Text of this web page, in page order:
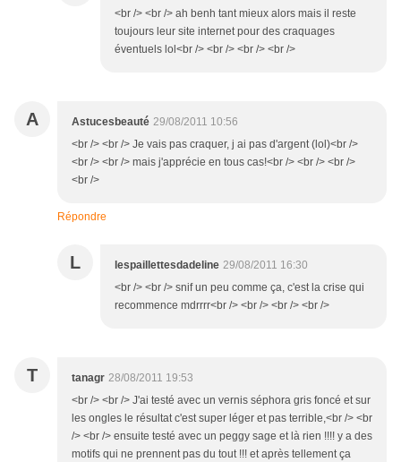
<br /> <br /> ah benh tant mieux alors mais il reste
toujours leur site internet pour des craquages
éventuels lol<br /> <br /> <br /> <br />
A Astucesbeauté 29/08/2011 10:56
<br /> <br /> Je vais pas craquer, j ai pas d'argent (lol)<br />
<br /> <br /> mais j'apprécie en tous cas!<br /> <br /> <br />
<br />
Répondre
L lespaillettesdadeline 29/08/2011 16:30
<br /> <br /> snif un peu comme ça, c'est la crise qui
recommence mdrrrr<br /> <br /> <br /> <br />
T tanagr 28/08/2011 19:53
<br /> <br /> J'ai testé avec un vernis séphora gris foncé et sur
les ongles le résultat c'est super léger et pas terrible,<br /> <br
/> <br /> ensuite testé avec un peggy sage et là rien !!!! y a des
motifs qui ne prennent pas du tout !!! et après tellement ça